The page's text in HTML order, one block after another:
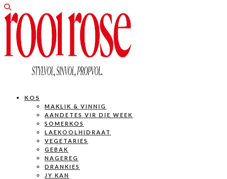
KOS
MAKLIK & VINNIG
AANDETES VIR DIE WEEK
SOMERKOS
LAEKOOLHIDRAAT
VEGETARIES
GEBAK
NAGEREG
DRANKIES
JY KAN